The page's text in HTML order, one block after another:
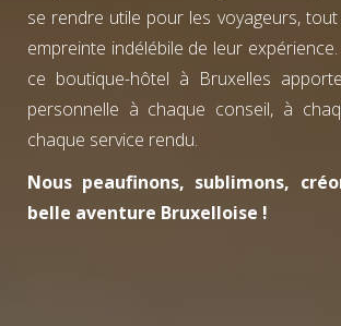
se rendre utile pour les voyageurs,
empreinte indélébile de leur
ce boutique-hôtel à Bruxelles
personnelle à chaque conseil, à
chaque service rendu.
Nous peaufinons, sublimons,
belle aventure Bruxelloise !